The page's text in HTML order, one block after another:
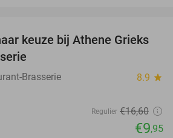
40%
keuze bij Athene Grieks
Brasserie 8.9 star
Regulier €16,60
€9,95